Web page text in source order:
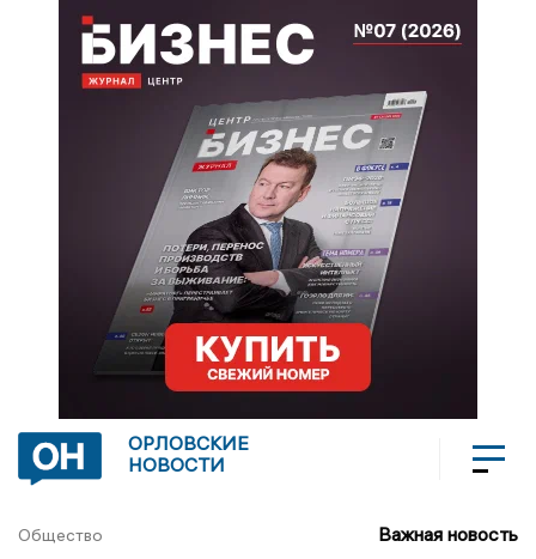
ОРЛОВСКИЕ
НОВОСТИ
Общество Важная новость